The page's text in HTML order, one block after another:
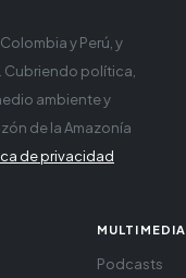
y Perú, y
Cubriendo política,
ambiente y
de la Amazonía
de privacidad
MULTIMEDIA
Podcasts